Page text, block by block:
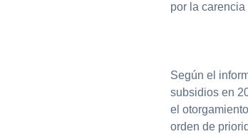
por la
Según el
subsidios en
el
orden de